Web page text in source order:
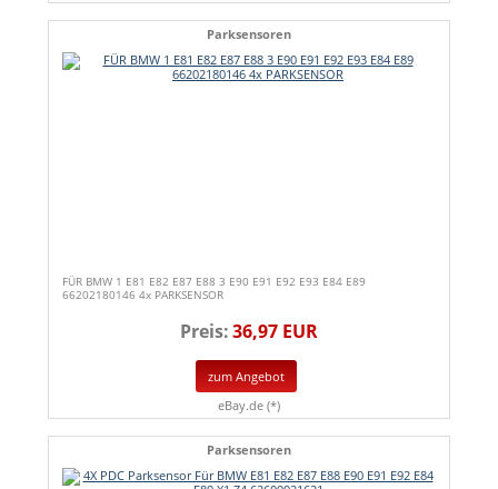
Parksensoren
FÜR BMW 1 E81 E82 E87 E88 3 E90 E91 E92 E93 E84 E89
66202180146 4x PARKSENSOR
Preis:36,97 EUR
zum Angebot
eBay.de (*)
Parksensoren